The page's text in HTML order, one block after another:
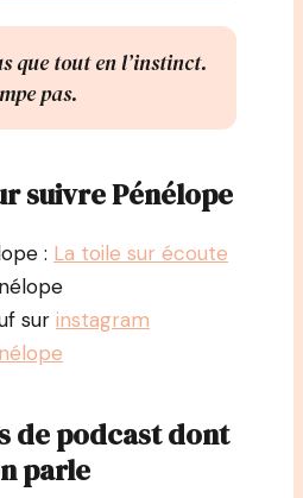
que tout en l’instinct.
pas.
suivre Pénélope
: La toile sur écoute
sur instagram
de podcast dont
parle